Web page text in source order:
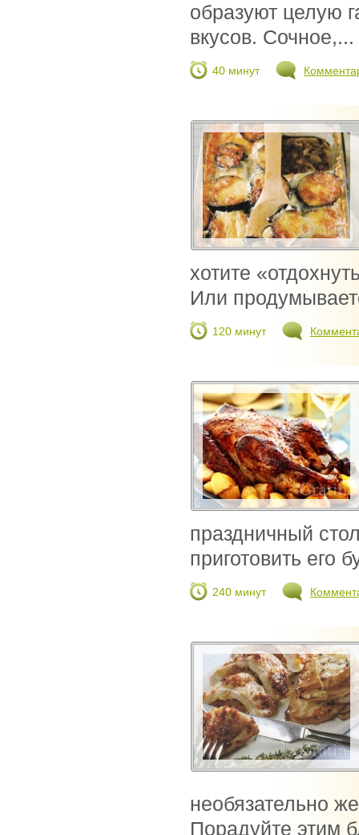
образуют целую
вкусов. Сочное,...
40 минут
хотите
Или
120 минут
праздничный
приготовить его
240 минут
необязательно
Порадуйте этим